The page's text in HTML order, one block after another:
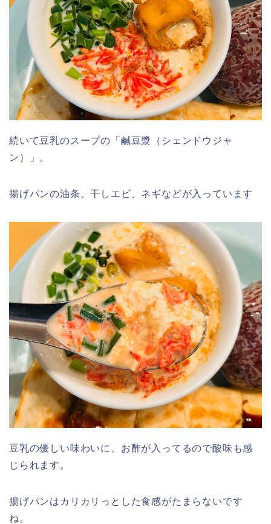
続いて豆乳のスープの「鹹豆漿（シェンドウジャ
ン）」。
揚げパンの油条、干しエビ、ネギなどが入っています
豆乳の優しい味わいに、お酢が入ってるので酸味も感
じられます。
揚げパンはカリカリっとした食感がたまらないです
ね。